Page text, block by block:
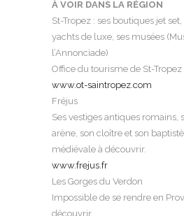
À VOIR DANS LA RÉGION
St-Tropez : ses boutiques jet
yachts de luxe, ses musées
l’Annonciade)
Office du tourisme de St-Tropez
www.ot-saintropez.com
Fréjus
Ses vestiges antiques romains,
arène, son cloître et son
médiévale à découvrir.
www.frejus.fr
Les Gorges du Verdon
Impossible de se rendre en
découvrir